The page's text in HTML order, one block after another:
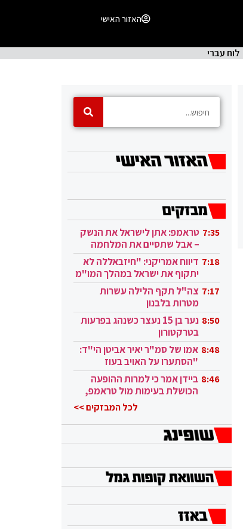
האזור האישי
לוח עברי
7:35 טראמפ: אתן לישראל את הנשק
– אבל שתסיים את המלחמה
בעזה 7:18 דיווח אמריקני: "חיזבאללה לא
יתקוף את ישראל במהלך המו"מ
בקטאר" 7:17 צה"ל תקף הלילה עשרות
מטרות בלבנון
8:50
נער בן 15 נעצר כשנהג בפרעות
בטרקטורון
8:48 אמו של סמ"ר יאיר אביטן הי"ד:
"הסתערו על האויב בעוז
ובגבורה" 8:46 ביידן אמר כי למרות ההופעה
הכושלת בעימות מול טראמפ,
לכל המבזקים >>